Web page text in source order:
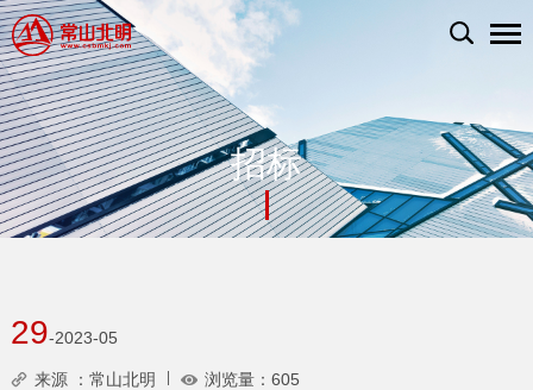
招标
29-2023-05
来源 ：常山北明 浏览量： 605